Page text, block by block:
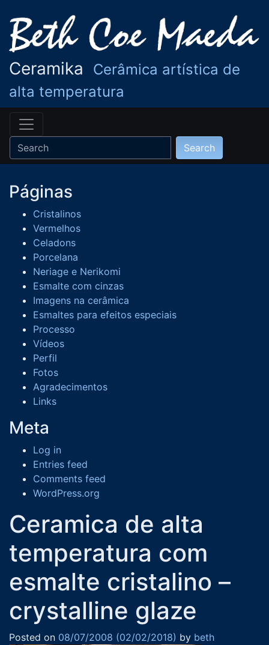
Ceramika
Cerâmica artística de
alta temperatura
Páginas
Cristalinos
Vermelhos
Celadons
Porcelana
Neriage e Nerikomi
Esmalte com cinzas
Imagens na cerâmica
Esmaltes para efeitos especiais
Processo
Vídeos
Perfil
Fotos
Agradecimentos
Links
Meta
Log in
Entries feed
Comments feed
WordPress.org
Ceramica de alta
temperatura com
esmalte cristalino –
crystalline glaze
Posted on 08/07/2008 (02/02/2018) by beth